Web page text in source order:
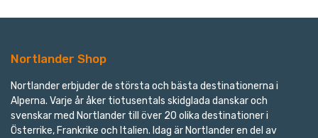
Nortlander Shop
Nortlander erbjuder de största och bästa destinationerna i
Alperna. Varje år åker tiotusentals skidglada danskar och
svenskar med Nortlander till över 20 olika destinationer i
Österrike, Frankrike och Italien. Idag är Nortlander en del av